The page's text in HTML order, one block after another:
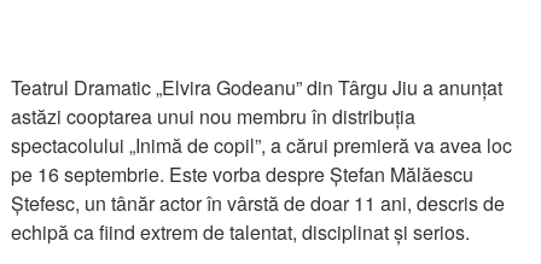
Teatrul Dramatic „Elvira Godeanu” din Târgu Jiu a anunțat
astăzi cooptarea unui nou membru în distribuția
spectacolului „Inimă de copil”, a cărui premieră va avea loc
pe 16 septembrie. Este vorba despre Ștefan Mălăescu
Ștefesc, un tânăr actor în vârstă de doar 11 ani, descris de
echipă ca fiind extrem de talentat, disciplinat și serios.